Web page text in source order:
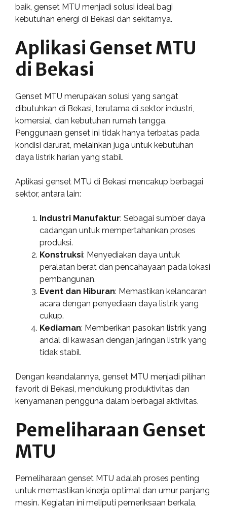
baik, genset MTU menjadi solusi ideal bagi
kebutuhan energi di Bekasi dan sekitarnya.
Aplikasi Genset MTU
di Bekasi
Genset MTU merupakan solusi yang sangat
dibutuhkan di Bekasi, terutama di sektor industri,
komersial, dan kebutuhan rumah tangga.
Penggunaan genset ini tidak hanya terbatas pada
kondisi darurat, melainkan juga untuk kebutuhan
daya listrik harian yang stabil.
Aplikasi genset MTU di Bekasi mencakup berbagai
sektor, antara lain:
Industri Manufaktur: Sebagai sumber daya
cadangan untuk mempertahankan proses
produksi.
Konstruksi: Menyediakan daya untuk
peralatan berat dan pencahayaan pada lokasi
pembangunan.
Event dan Hiburan: Memastikan kelancaran
acara dengan penyediaan daya listrik yang
cukup.
Kediaman: Memberikan pasokan listrik yang
andal di kawasan dengan jaringan listrik yang
tidak stabil.
Dengan keandalannya, genset MTU menjadi pilihan
favorit di Bekasi, mendukung produktivitas dan
kenyamanan pengguna dalam berbagai aktivitas.
Pemeliharaan Genset
MTU
Pemeliharaan genset MTU adalah proses penting
untuk memastikan kinerja optimal dan umur panjang
mesin. Kegiatan ini meliputi pemeriksaan berkala,